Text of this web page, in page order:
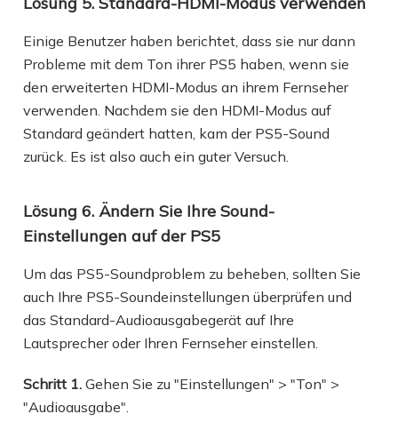
Einige Benutzer haben berichtet, dass sie nur dann
Probleme mit dem Ton ihrer PS5 haben, wenn sie
den erweiterten HDMI-Modus an ihrem Fernseher
verwenden. Nachdem sie den HDMI-Modus auf
Standard geändert hatten, kam der PS5-Sound
zurück. Es ist also auch ein guter Versuch.
Lösung 6. Ändern Sie Ihre Sound-
Einstellungen auf der PS5
Um das PS5-Soundproblem zu beheben, sollten Sie
auch Ihre PS5-Soundeinstellungen überprüfen und
das Standard-Audioausgabegerät auf Ihre
Lautsprecher oder Ihren Fernseher einstellen.
Schritt 1.Gehen Sie zu "Einstellungen" > "Ton" >
"Audioausgabe".